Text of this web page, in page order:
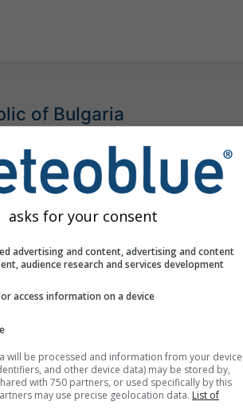
of Bulgaria
asks for your consent
advertising and content, advertising and content
audience research and services development
access information on a device
will be processed and information from your device
and other device data) may be stored by,
with 750 partners, or used specifically by this
may use precise geolocation data. List of